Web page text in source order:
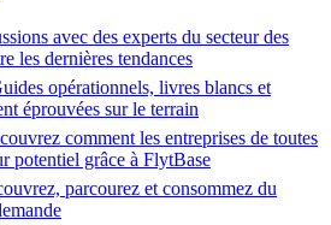
avec des experts du secteur des
les dernières tendances
opérationnels, livres blancs et
éprouvées sur le terrain
comment les entreprises de toutes
potentiel grâce à FlytBase
parcourez et consommez du